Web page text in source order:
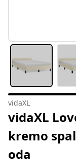
vidaXL
vidaXL
kremo
oda